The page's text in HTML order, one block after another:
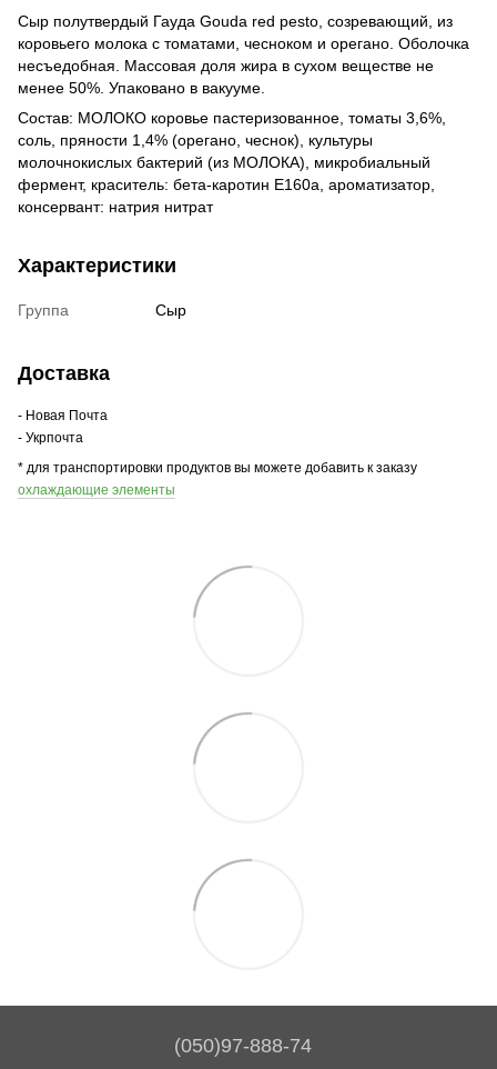
Сыр полутвердый Гауда Gouda red pesto, созревающий, из
коровьего молока с томатами, чесноком и орегано. Оболочка
несъедобная. Массовая доля жира в сухом веществе не
менее 50%. Упаковано в вакууме.
Состав: МОЛОКО коровье пастеризованное, томаты 3,6%,
соль, пряности 1,4% (орегано, чеснок), культуры
молочнокислых бактерий (из МОЛОКА), микробиальный
фермент, краситель: бета-каротин Е160а, ароматизатор,
консервант: натрия нитрат
Характеристики
Группа Сыр
Доставка
- Новая Почта
- Укрпочта
* для транспортировки продуктов вы можете добавить к заказу
охлаждающие элементы
(050)97-888-74